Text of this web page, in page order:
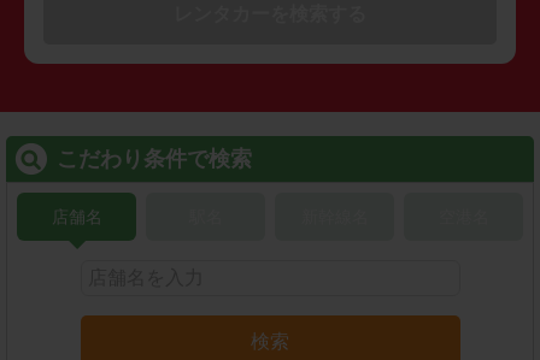
こだわり条件で検索
店舗名
検索